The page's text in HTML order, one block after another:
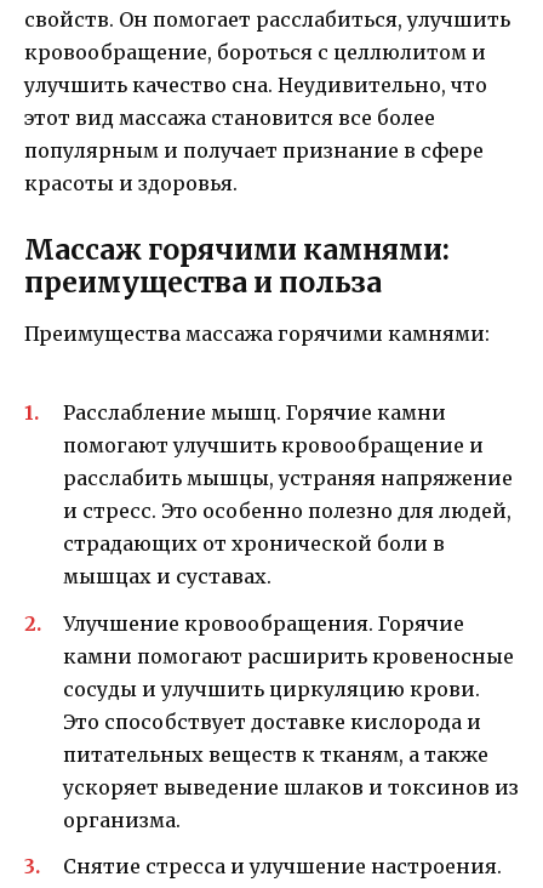
свойств. Он помогает расслабиться, улучшить
кровообращение, бороться с целлюлитом и
улучшить качество сна. Неудивительно, что
этот вид массажа становится все более
популярным и получает признание в сфере
красоты и здоровья.
Массаж горячими камнями:
преимущества и польза
Преимущества массажа горячими камнями:
Расслабление мышц. Горячие камни
помогают улучшить кровообращение и
расслабить мышцы, устраняя напряжение
и стресс. Это особенно полезно для людей,
страдающих от хронической боли в
мышцах и суставах.
Улучшение кровообращения. Горячие
камни помогают расширить кровеносные
сосуды и улучшить циркуляцию крови.
Это способствует доставке кислорода и
питательных веществ к тканям, а также
ускоряет выведение шлаков и токсинов из
организма.
Снятие стресса и улучшение настроения.